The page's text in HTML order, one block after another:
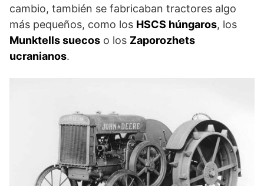
cambio, también se fabricaban tractores algo
más pequeños, como los HSCS húngaros, los
Munktells suecos o los Zaporozhets
ucranianos.